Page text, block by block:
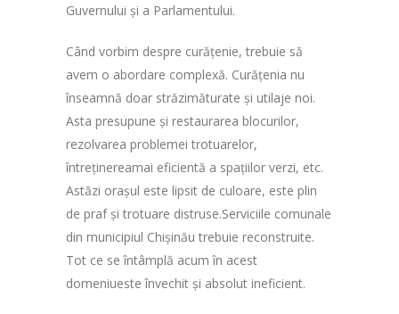
Guvernului și a Parlamentului.
Când vorbim despre curățenie, trebuie să
avem o abordare complexă. Curățenia nu
înseamnă doar străzimăturate și utilaje noi.
Asta presupune și restaurarea blocurilor,
rezolvarea problemei trotuarelor,
întreținereamai eficientă a spațiilor verzi, etc.
Astăzi orașul este lipsit de culoare, este plin
de praf și trotuare distruse.Serviciile comunale
din municipiul Chișinău trebuie reconstruite.
Tot ce se întâmplă acum în acest
domeniueste învechit și absolut ineficient.